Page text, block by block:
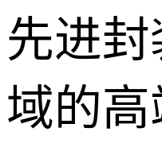
先进
域的高